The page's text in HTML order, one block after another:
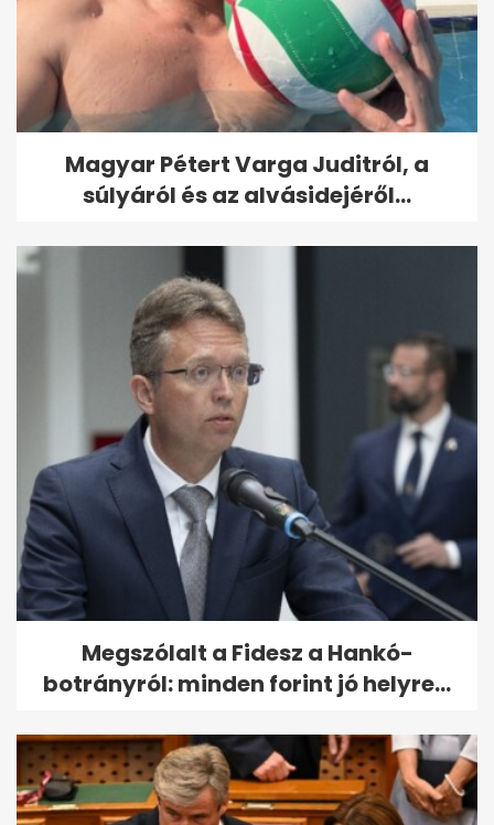
Magyar Pétert Varga Juditról, a
súlyáról és az alvásidejéről...
Megszólalt a Fidesz a Hankó-
botrányról: minden forint jó helyre...